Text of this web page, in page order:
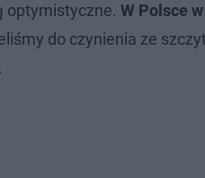
optymistyczne. W Polsce
do czynienia ze